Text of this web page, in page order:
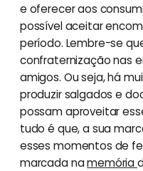
e oferecer aos
possível aceitar
período. Lembre-se
confraternização nas
amigos. Ou seja, há
produzir salgados e
possam aproveitar
tudo é que, a sua
esses momentos de
marcada namemória